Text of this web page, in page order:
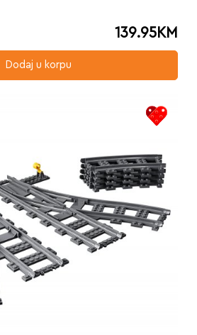
139.95KM
Dodaj u korpu